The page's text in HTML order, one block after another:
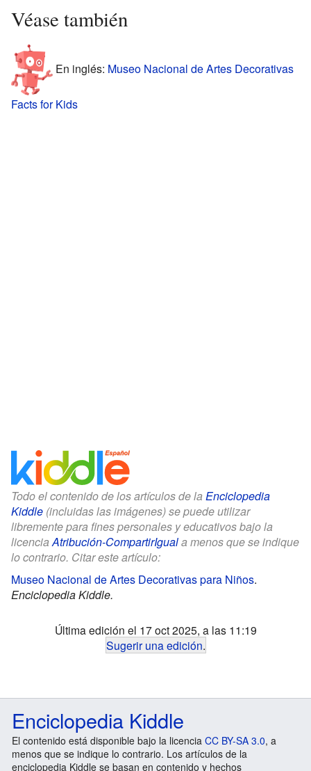
Véase también
En inglés: Museo Nacional de Artes Decorativas
Facts for Kids
Todo el contenido de los artículos de la Enciclopedia
Kiddle (incluidas las imágenes) se puede utilizar
libremente para fines personales y educativos bajo la
licenciaAtribución-CompartirIguala menos que se indique
lo contrario. Citar este artículo:
Museo Nacional de Artes Decorativas para Niños.
Enciclopedia Kiddle.
Última edición el 17 oct 2025, a las 11:19
Sugerir una edición.
Enciclopedia Kiddle
El contenido está disponible bajo la licencia CC BY-SA 3.0, a
menos que se indique lo contrario. Los artículos de la
enciclopedia Kiddle se basan en contenido y hechos